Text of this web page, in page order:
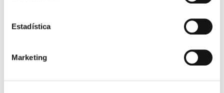
Estadística
Marketing